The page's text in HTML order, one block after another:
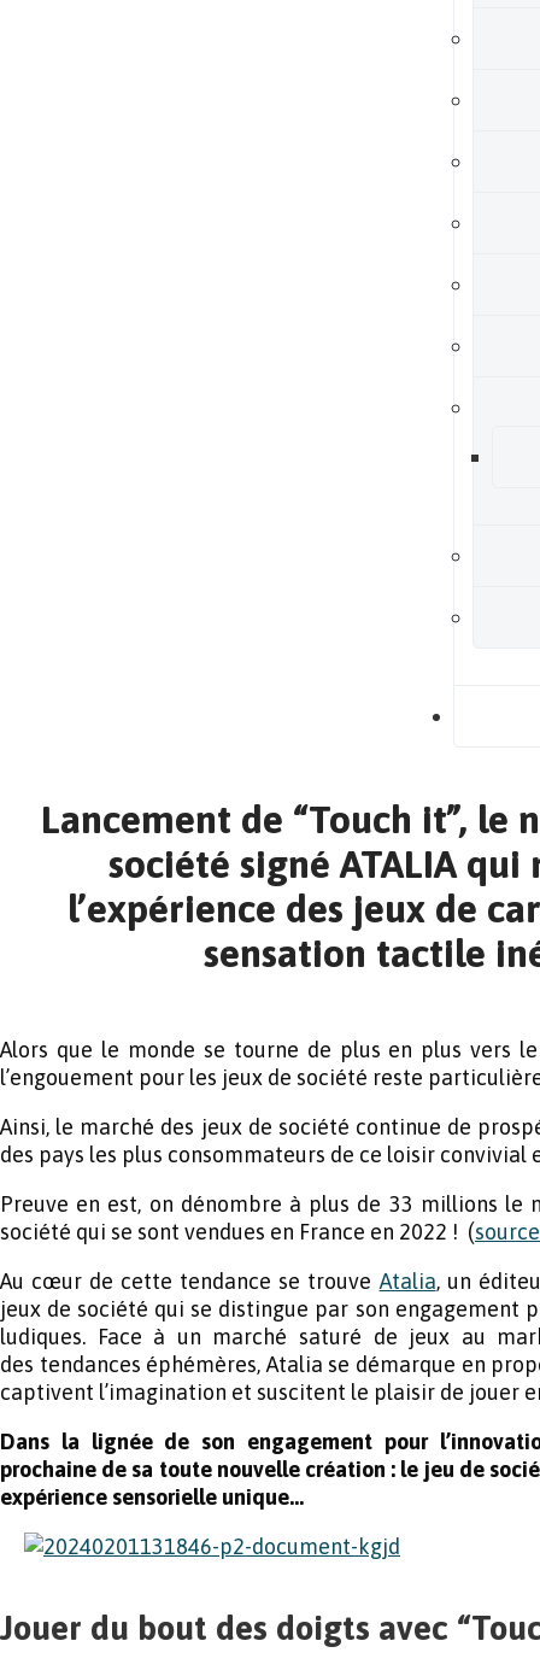
Lancement de “Touch it”, le
société signé ATALIA
l’expérience des jeux de
sensation tactile
Alors que le monde se tourne de plus en plus vers
l’engouement pour les jeux de société reste
Ainsi, le marché des jeux de société continue de
des pays les plus consommateurs de ce loisir convivial
Preuve en est, on dénombre à plus de 33 millions le
société qui se sont vendues en France en 2022 ! (source
Au cœur de cette tendance se trouve Atalia, un
jeux de société qui se distingue par son engagement
ludiques. Face à un marché saturé de jeux au
des tendances éphémères, Atalia se démarque en
captivent l’imagination et suscitent le plaisir de jouer
Dans la lignée de son engagement pour
prochaine de sa toute nouvelle création : le jeu de
expérience sensorielle unique…
Jouer du bout des doigts avec